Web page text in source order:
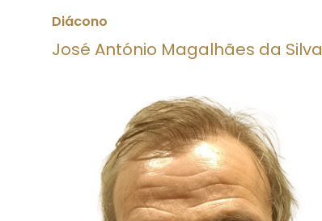
Diácono
José António Magalhães da Silva